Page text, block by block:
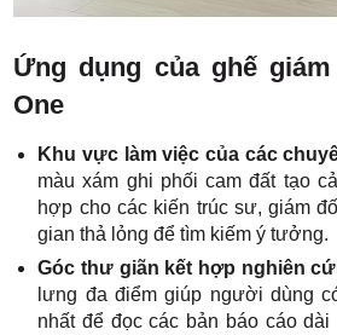
Ứng dụng của ghế
One
Khu vực làm việc của các
màu xám ghi phối cam đất tạo
hợp cho các kiến trúc sư, giám
gian thả lỏng để tìm kiếm ý tưởng.
Góc thư giãn kết hợp nghiên
lưng đa điểm giúp người dùng
nhất để đọc các bản báo cáo